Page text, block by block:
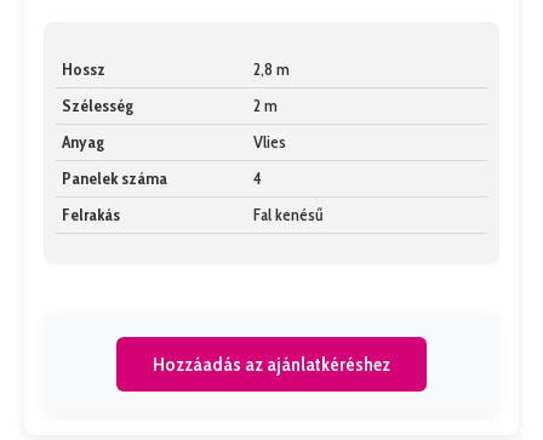
Hossz
2,8 m
Szélesség
2 m
Anyag
Vlies
Panelek száma
4
Felrakás
Fal kenésű
Hozzáadás az ajánlatkéréshez